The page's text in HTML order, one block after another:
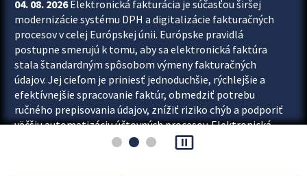
04. 08. 2026Elektronická fakturácia je súčasťou širšej
modernizácie systému DPH a digitalizácie fakturačných
procesov v celej Európskej únii. Európske pravidlá
postupne smerujú k tomu, aby sa elektronická faktúra
stala štandardným spôsobom výmeny fakturačných
údajov. Jej cieľom je priniesť jednoduchšie, rýchlejšie a
efektívnejšie spracovanie faktúr, obmedziť potrebu
ručného prepisovania údajov, znížiť riziko chýb a podporiť
väčšiu automatizáciu účtovných procesov. Elektronická
fakturácia preto nepredstavuje...
pause_presentation